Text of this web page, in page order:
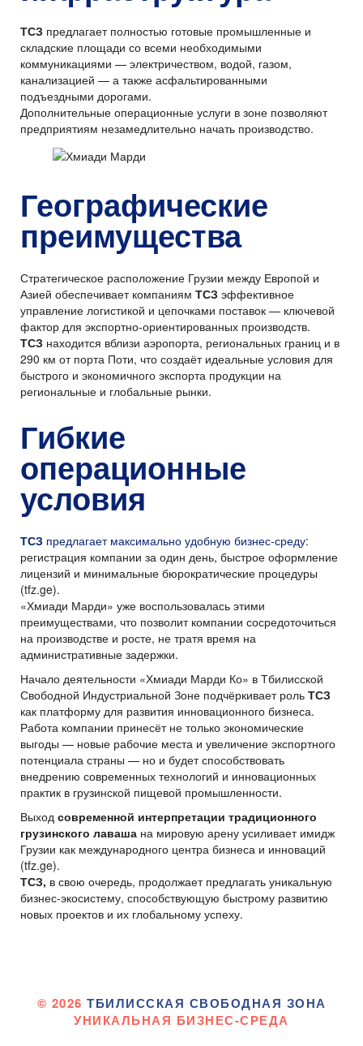
ТСЗ предлагает полностью готовые промышленные и
складские площади со всеми необходимыми
коммуникациями — электричеством, водой, газом,
канализацией — а также асфальтированными
подъездными дорогами.
Дополнительные операционные услуги в зоне позволяют
предприятиям незамедлительно начать производство.
Географические
преимущества
Стратегическое расположение Грузии между Европой и
Азией обеспечивает компаниям ТСЗ эффективное
управление логистикой и цепочками поставок — ключевой
фактор для экспортно-ориентированных производств.
ТСЗ находится вблизи аэропорта, региональных границ и в
290 км от порта Поти, что создаёт идеальные условия для
быстрого и экономичного экспорта продукции на
региональные и глобальные рынки.
Гибкие
операционные
условия
ТСЗ предлагает максимально удобную бизнес-среду:
регистрация компании за один день, быстрое оформление
лицензий и минимальные бюрократические процедуры
(tfz.ge).
«Хмиади Марди» уже воспользовалась этими
преимуществами, что позволит компании сосредоточиться
на производстве и росте, не тратя время на
административные задержки.
Начало деятельности «Хмиади Марди Ко» в Тбилисской
Свободной Индустриальной Зоне подчёркивает роль ТСЗ
как платформу для развития инновационного бизнеса.
Работа компании принесёт не только экономические
выгоды — новые рабочие места и увеличение экспортного
потенциала страны — но и будет способствовать
внедрению современных технологий и инновационных
практик в грузинской пищевой промышленности.
Выход современной интерпретации традиционного
грузинского лаваша на мировую арену усиливает имидж
Грузии как международного центра бизнеса и инноваций
(tfz.ge).
ТСЗ, в свою очередь, продолжает предлагать уникальную
бизнес-экосистему, способствующую быстрому развитию
новых проектов и их глобальному успеху.
© 2026 ТБИЛИССКАЯ СВОБОДНАЯ ЗОНА
УНИКАЛЬНАЯ БИЗНЕС-СРЕДА